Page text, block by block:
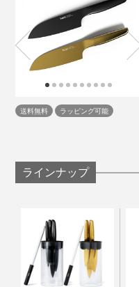
ラック（本品）」、「ユーティリ
ナイフ／チタンゴールド」
飾るように収納できる
（別売）
」に、4種を
も楽しんでください。
これまでは重い研ぎ石
を研ぎ、その後始末も
快適さにも驚きました。
送料無料 ラッピング可能
ラインナップ